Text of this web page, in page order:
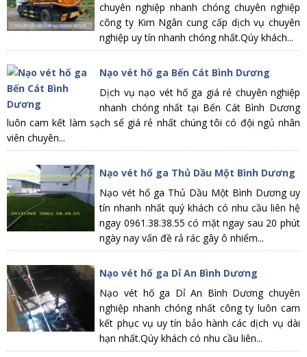
chuyên nghiệp nhanh chóng chuyên nghiệp
công ty Kim Ngân cung cấp dịch vụ chuyên
nghiệp uy tín nhanh chóng nhất.Qúy khách...
Nạo vét hố ga Bến Cát Bình Dương
Dịch vụ nạo vét hố ga giá rẻ chuyên nghiệp
nhanh chóng nhất tại Bến Cát Bình Dương
luôn cam kết làm sạch sể giá rẻ nhất chúng tôi có đội ngủ nhân
viên chuyên...
Nạo vét hố ga Thủ Dầu Một Bình Dương
Nạo vét hố ga Thủ Dầu Một Bình Dương uy
tín nhanh nhất quý khách có nhu cầu liên hệ
ngay 0961.38.38.55 có mặt ngay sau 20 phút
ngày nay vấn đề rả rác gây ô nhiểm...
Nạo vét hố ga Dỉ An Bình Dương
Nạo vét hố ga Dỉ An Bình Dương chuyên
nghiệp nhanh chóng nhất công ty luôn cam
kết phục vụ uy tín bảo hành các dịch vụ dài
hạn nhất.Qúy khách có nhu cầu liên...